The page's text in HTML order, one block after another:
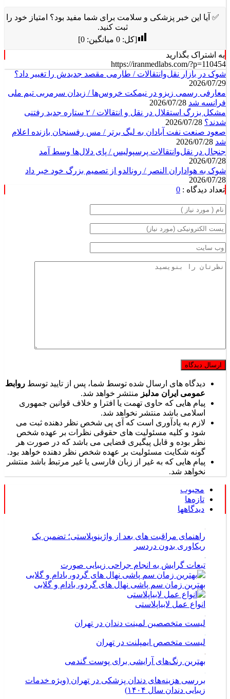
✅ آیا این خبر پزشکی و سلامت برای شما مفید بود؟ امتیاز خود را
ثبت کنید.
[کل:0 میانگین:0
]
به اشتراک بگذارید
https://iranmedlabs.com/?p=110454
شوک در بازار نقل‌وانتقالات / طارمی مقصد جدیدش را تغییر داد؟
2026/07/29
معارفی رسمی زیزو در نیمکت خروس‌ها / زیدان سرمربی تیم ملی
فرانسه شد
مشکل بزرگ استقلال در نقل و انتقالات / ۲ ستاره جدید رفتنی
شدند؟
صعود صنعت نفت آبادان به لیگ برتر / مس رفسنجان بازنده اعلام
شد
جنجال در نقل‌وانتقالات پرسپولیس / پای دلال‌ها وسط آمد
2026/07/28
شوک به هواداران النصر / رونالدو از تصمیم بزرگ خود خبر داد
2026/07/28
تعداد دیدگاه : 0
دیدگاه های ارسال شده توسط شما، پس از تایید توسط روابط
عمومی ایران مدلبز منتشر خواهد شد.
پیام هایی که حاوی تهمت یا افترا و خلاف قوانین جمهوری
اسلامی باشد منتشر نخواهد شد.
لازم به یادآوری است که آی پی شخص نظر دهنده ثبت می
شود و کلیه مسئولیت های حقوقی نظرات بر عهده شخص
نظر بوده و قابل پیگیری قضایی می باشد که در صورت هر
گونه شکایت مسئولیت بر عهده شخص نظر دهنده خواهد بود.
پیام هایی که به غیر از زبان فارسی یا غیر مرتبط باشد منتشر
نخواهد شد.
محبوب
تازه‌ها
دیدگاهها
راهنمای مراقبت های بعد از واژینوپلاستی؛ تضمین یک
ریکاوری بدون دردسر
تبعات گرایش به انجام جراحی زیبایی صورت
بهترین زمان سم پاشی نهال های گردو، بادام و گلابی
انواع عمل لابیاپلاستی
لیست متخصصین لمینت دندان در تهران
لیست متخصص ایمپلنت در تهران
بهترین رنگ‌های آرایشی برای پوست گندمی
بررسی هزینه‌های دندان پزشکی در تهران (ویژه خدمات
زیبایی دندان سال ۱۴۰۴)